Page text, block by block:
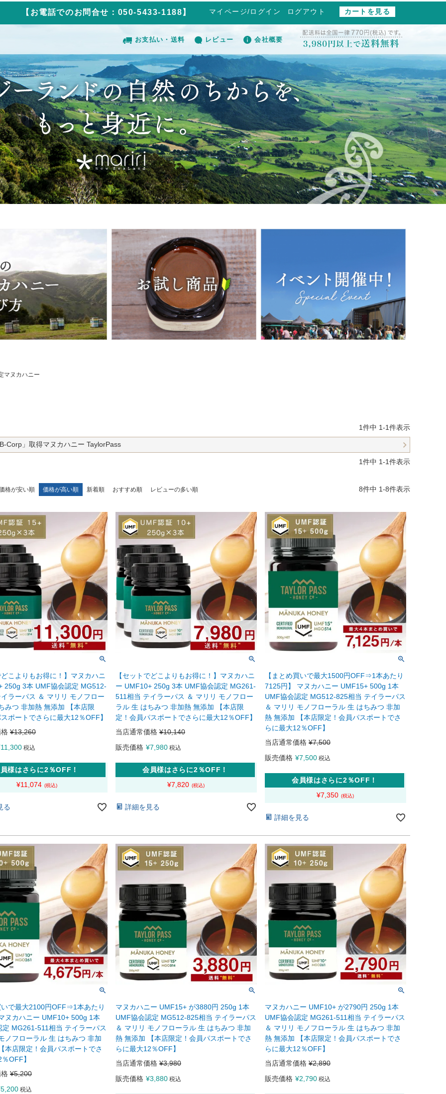
【お電話でのお問合せ：050-5433-1188】 マイページ/ログイン ログアウト カートを見る
お支払い・送料 レビュー 会社概要
マヌカハニー
1件中 1-1件表示
Corp」取得マヌカハニー TaylorPass
1件中 1-1件表示
格が安い順 価格が高い順 新着順 おすすめ順 レビューの多い順 8件中 1-8件表示
こよりもお得に！】マヌカハニ
250g 3本 UMF協会認定 MG512-
ラーパス ＆ マリリ モノフロー
みつ 非加熱 無添加 【本店限
ポートでさらに最大12％OFF】
¥13,260
11,300 税込
様はさらに2％OFF！
¥11,074
る
【セットでどこよりもお得に！】マヌカハニ
ー UMF10+ 250g 3本 UMF協会認定 MG261-
511相当 テイラーパス ＆ マリリ モノフロー
ラル 生 はちみつ 非加熱 無添加 【本店限
定！会員パスポートでさらに最大12％OFF】
当店通常価格 ¥10,140
販売価格 ¥7,980 税込
会員様はさらに2％OFF！
¥7,820
詳細を見る
【まとめ買いで最大1500円OFF⇒1本あたり
7125円】 マヌカハニー UMF15+ 500g 1本
UMF協会認定 MG512-825相当 テイラーパス
＆ マリリ モノフローラル 生 はちみつ 非加
熱 無添加 【本店限定！会員パスポートでさ
らに最大12％OFF】
当店通常価格 ¥7,500
販売価格 ¥7,500 税込
会員様はさらに2％OFF！
¥7,350
詳細を見る
で最大2100円OFF⇒1本あたり
ヌカハニー UMF10+ 500g 1本
定 MG261-511相当 テイラーパス
ノフローラル 生 はちみつ 非加
本店限定！会員パスポートでさ
OFF】
¥5,200
5,200 税込
マヌカハニー UMF15+ が3880円 250g 1本
UMF協会認定 MG512-825相当 テイラーパス
＆ マリリ モノフローラル 生 はちみつ 非加
熱 無添加 【本店限定！会員パスポートでさ
らに最大12％OFF】
当店通常価格 ¥3,980
販売価格 ¥3,880 税込
マヌカハニー UMF10+ が2790円 250g 1本
UMF協会認定 MG261-511相当 テイラーパス
＆ マリリ モノフローラル 生 はちみつ 非加
熱 無添加 【本店限定！会員パスポートでさ
らに最大12％OFF】
当店通常価格 ¥2,890
販売価格 ¥2,790 税込